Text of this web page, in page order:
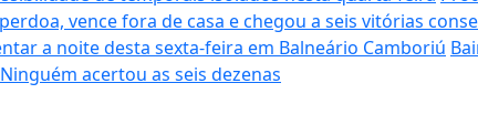
vence fora de casa e chegou a seis vitórias
a noite desta sexta-feira em Balneário Camboriú
acertou as seis dezenas